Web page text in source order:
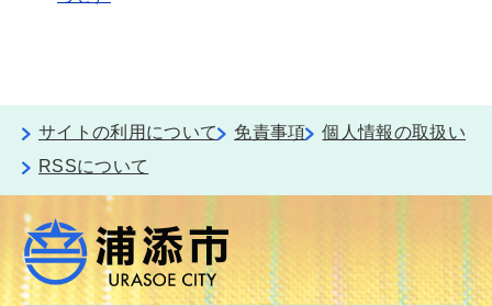
サイトの利用について 免責事項
個人情報の取扱い
RSSについて